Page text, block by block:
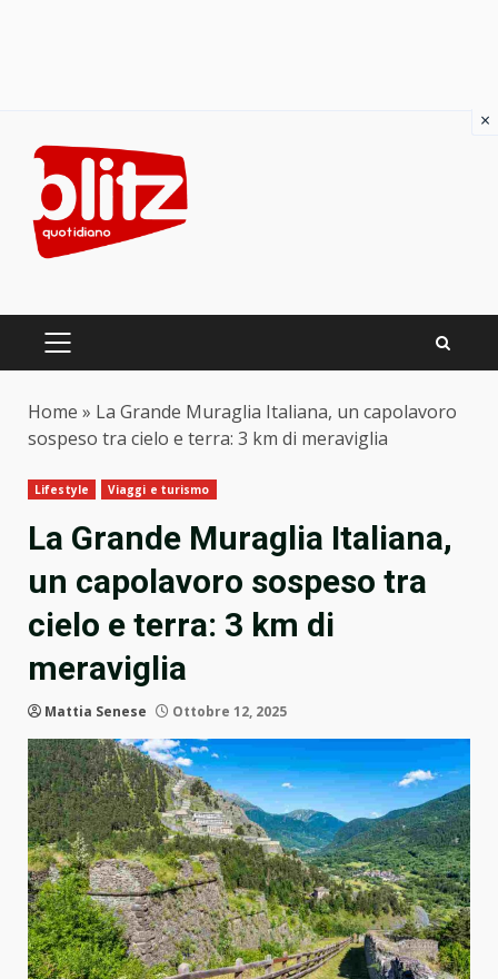
content
PRIMARY
Home » La Grande Muraglia Italiana, un capolavoro
sospeso tra cielo e terra: 3 km di meraviglia
Lifestyle Viaggi e turismo
La Grande Muraglia Italiana,
un capolavoro sospeso tra
cielo e terra: 3 km di
meraviglia
Mattia Senese Ottobre 12, 2025
×